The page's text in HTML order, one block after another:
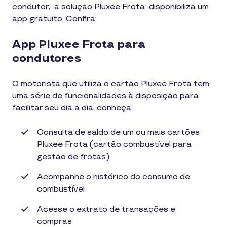
condutor, a solução Pluxee Frota disponibiliza um
app gratuito. Confira:
App Pluxee Frota para
condutores
O motorista que utiliza o cartão Pluxee Frota tem
uma série de funcionalidades à disposição para
facilitar seu dia a dia, conheça:
Consulta de saldo de um ou mais cartões
Pluxee Frota (cartão combustível para
gestão de frotas)
Acompanhe o histórico do consumo de
combustível
Acesse o extrato de transações e
compras